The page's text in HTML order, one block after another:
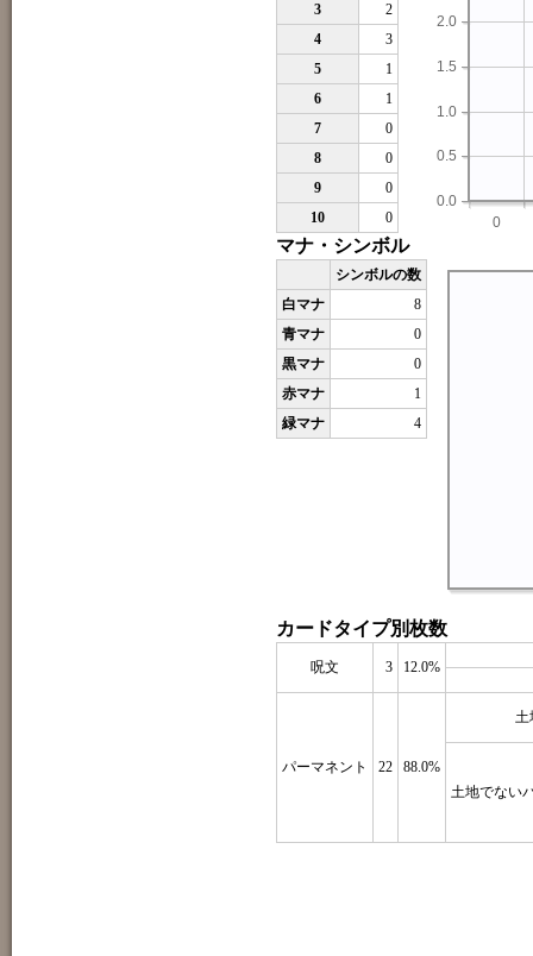
3
2
4
3
5
1
6
1
7
0
8
0
9
0
10
0 0
0.0
0.5
1.0
1.5
2.0
マナ・シンボル
シンボルの数
白マナ
8
青マナ
0
黒マナ
0
赤マナ
1
緑マナ
4
カードタイプ別枚数
呪文 3 12.0%
パーマネント 22 88.0%
土
土地でない